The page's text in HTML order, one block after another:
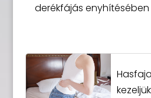
derékfájás enyhítésében